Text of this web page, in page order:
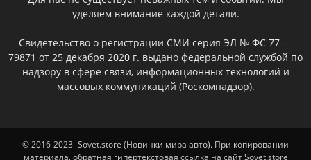
уделяем внимание каждой детали.
Свидетельство о регистрации СМИ серия ЭЛ № ФС 77 —
79871 от 25 декабря 2020 г. выдано федеральной службой по
надзору в сфере связи, информационных технологий и
массовых коммуникаций (Роскомнадзор).
© 2016-2023 -Sovet.store (Новинки мира авто). При копировании
материала, обратная гипертекстовая ссылка на сайт Sovet.store